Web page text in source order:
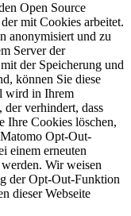
Open Source
mit Cookies arbeitet.
anonymisiert und zu
Server der
der Speicherung und
können Sie diese
wird in Ihrem
verhindert, dass
Ihre Cookies löschen,
Opt-Out-
einem erneuten
Wir weisen
der Opt-Out-Funktion
dieser Webseite